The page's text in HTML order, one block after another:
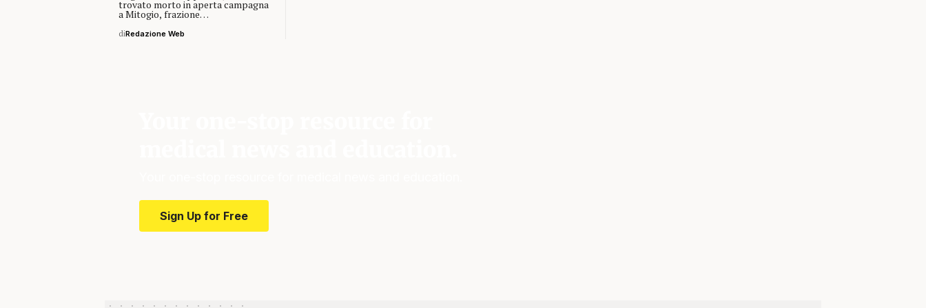
trovato morto in aperta campagna
a Mitogio, frazione…
diRedazione Web
Sign Up for Free